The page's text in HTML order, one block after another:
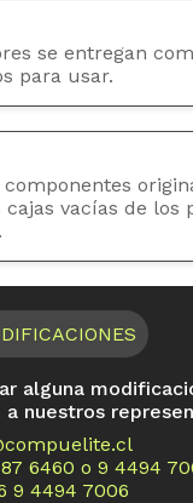
se entregan
para usar.
vacías de los
alguna
nuestros
6460 o 9 4494
9 4494 7006